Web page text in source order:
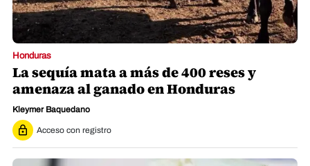
Honduras
La sequía mata a más de 400 reses y
amenaza al ganado en Honduras
Kleymer Baquedano
Acceso con registro